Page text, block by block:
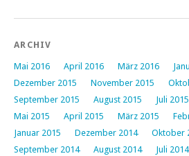
ARCHIV
Mai 2016 April 2016 März 2016
Dezember 2015
November 2015
September 2015
August 2015 Juli 2015
Mai 2015
April 2015 März 2015
Januar 2015
Dezember 2014
Oktober
September 2014
August 2014 Juli 2014